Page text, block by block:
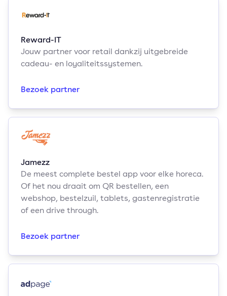
Reward-IT
Jouw partner voor retail dankzij uitgebreide
cadeau- en loyaliteitssystemen.
Bezoek partner
Jamezz
De meest complete bestel app voor elke horeca.
Of het nou draait om QR bestellen, een
webshop, bestelzuil, tablets, gastenregistratie
of een drive through.
Bezoek partner